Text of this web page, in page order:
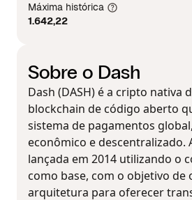
Máxima histórica
1.642,22
Sobre o Dash
Dash (DASH) é a cripto nativa
blockchain de código aberto
sistema de pagamentos
econômico e descentralizado.
lançada em 2014 utilizando o
como base, com o objetivo de
arquitetura para oferecer